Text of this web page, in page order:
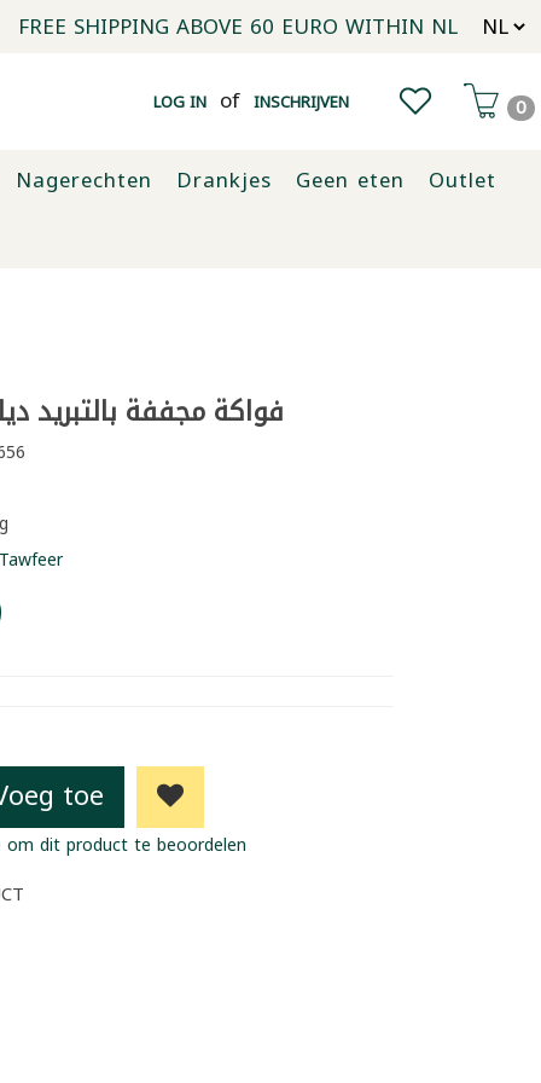
FREE SHIPPING ABOVE 60 EURO WITHIN NL
LOG IN of INSCHRIJVEN 0
Nagerechten Drankjes Geen eten
Outlet
فواكة مجففة بالتبريد
Tawfeer
toe
om dit product te beoordelen